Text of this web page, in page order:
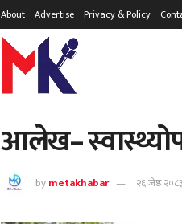
About Advertise Privacy & Policy
आलेख–
bymetakhabar २६ जेष्ठ